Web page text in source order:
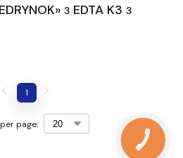
з EDTA K3 з
page:
1
КНОПКА
ЗВ'ЯЗКУ